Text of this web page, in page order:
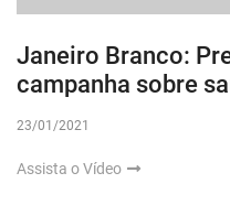
Janeiro Branco:
campanha sobre
23/01/2021
Assista o Vídeo